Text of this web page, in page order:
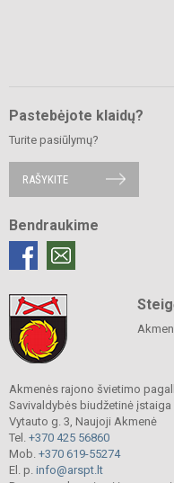
Pastebėjote klaidų?
Turite pasiūlymų?
RAŠYKITE
Bendraukime
Akmenės rajono švietimo
Savivaldybės biudžetinė įstaiga
Vytauto g. 3, Naujoji Akmenė
Tel. +370 425 56860
Mob. +370 619-55274
El. p. info@arspt.lt